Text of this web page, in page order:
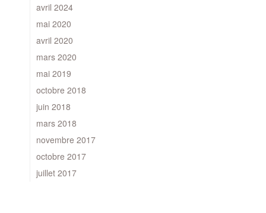
avril 2024
mai 2020
avril 2020
mars 2020
mai 2019
octobre 2018
juin 2018
mars 2018
novembre 2017
octobre 2017
juillet 2017